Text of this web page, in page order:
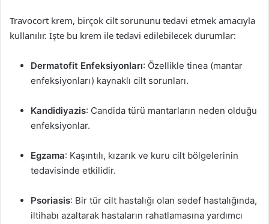
Travocort krem, birçok cilt sorununu tedavi etmek amacıyla
kullanılır. İşte bu krem ile tedavi edilebilecek durumlar:
Dermatofit Enfeksiyonları: Özellikle tinea (mantar
enfeksiyonları) kaynaklı cilt sorunları.
Kandidiyazis: Candida türü mantarların neden olduğu
enfeksiyonlar.
Egzama: Kaşıntılı, kızarık ve kuru cilt bölgelerinin
tedavisinde etkilidir.
Psoriasis: Bir tür cilt hastalığı olan sedef hastalığında,
iltihabı azaltarak hastaların rahatlamasına yardımcı